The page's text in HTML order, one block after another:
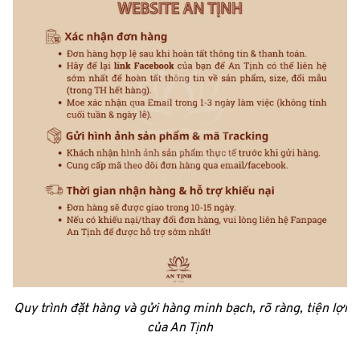
Quy trình đặt hàng và gửi hàng minh bạch, rõ ràng, tiện lợi
của An Tịnh